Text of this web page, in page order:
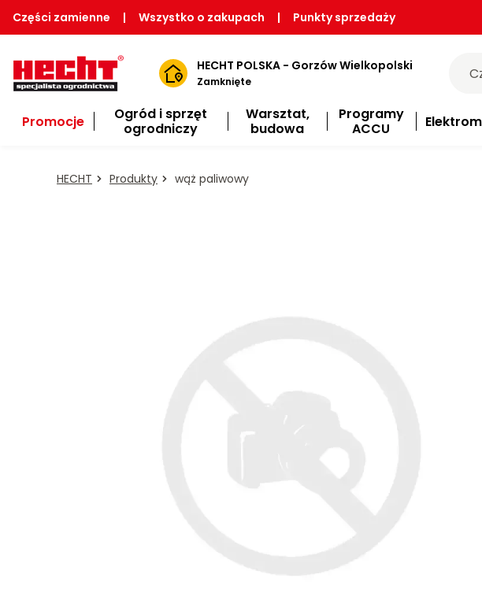
Części zamienne | Wszystko o zakupach | Punkty sprzedaży
HECHT POLSKA - Gorzów Wielkopolski
Zamknięte
Promocje
Ogród i sprzęt
ogrodniczy
Warsztat,
budowa
Programy
ACCU
HECHT Produkty wąż paliwowy